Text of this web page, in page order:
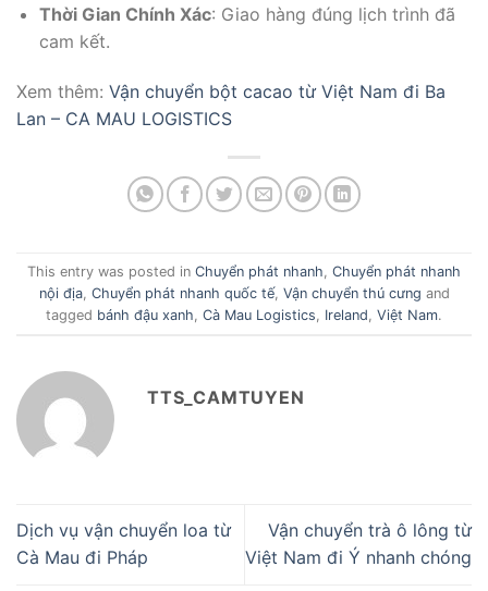
Thời Gian Chính Xác: Giao hàng đúng lịch trình đã
cam kết.
Xem thêm: Vận chuyển bột cacao từ Việt Nam đi Ba
Lan – CA MAU LOGISTICS
This entry was posted in Chuyển phát nhanh Chuyển phát nhanh
nội địa, Chuyển phát nhanh quốc tế, Vận chuyển thú cưng and
tagged bánh đậu xanh Cà Mau Logistics Ireland Việt Nam.
TTS_CAMTUYEN
Dịch vụ vận chuyển loa từ
Cà Mau đi Pháp
Vận chuyển trà ô lông từ
Việt Nam đi Ý nhanh chóng